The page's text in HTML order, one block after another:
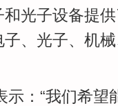
光子设备提
、光子、机
示：“我们希望